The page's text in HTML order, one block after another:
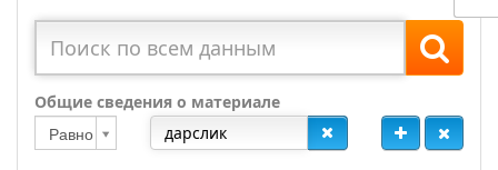
Общие сведения о материале
Равно